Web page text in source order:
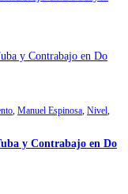
Manuel Espinosa Nivel
y Contrabajo en Do